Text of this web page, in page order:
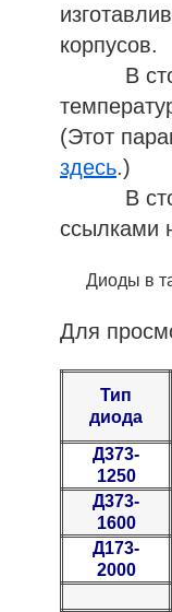
корпусов.
В
(Этот
здесь.)
В
ссылками
Диоды в
Для
Тип
диода
Д373-
1250
Д373-
1600
Д173-
2000